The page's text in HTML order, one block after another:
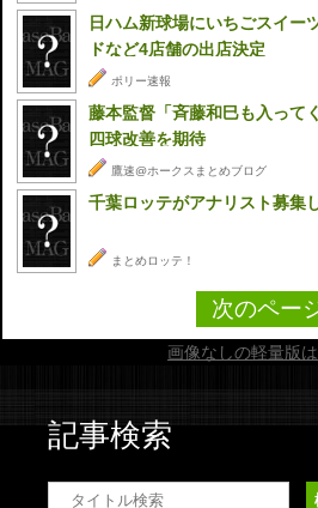
日ハム新球場にいちごスイー
ドなど4店舗の出店決定
ポリー速報
藤本監督「斉藤和巳も入って
四球改善を期待
鷹速@ホークスまとめブログ
千葉ロッテがアナリスト募集
まとめロッテ！
次のペー
画像なしの軽量版
記事検索